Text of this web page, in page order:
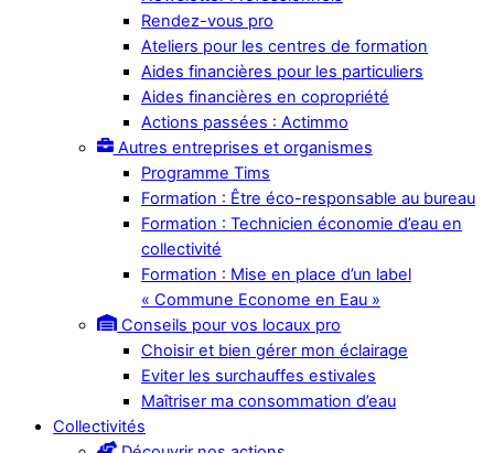
Rendez-vous pro
Ateliers pour les centres de formation
Aides financières pour les particuliers
Aides financières en copropriété
Actions passées : Actimmo
Autres entreprises et organismes
Programme Tims
Formation : Être éco-responsable au bureau
Formation : Technicien économie d’eau en
collectivité
Formation : Mise en place d’un label
« Commune Econome en Eau »
Conseils pour vos locaux pro
Choisir et bien gérer mon éclairage
Eviter les surchauffes estivales
Maîtriser ma consommation d’eau
Collectivités